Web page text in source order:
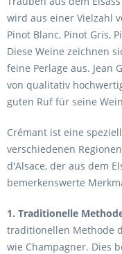
wird aus einer Vielzahl
Pinot Blanc, Pinot Gris,
Diese Weine zeichnen
feine Perlage aus. Jean
von qualitativ
guten Ruf für seine
Crémant ist eine
verschiedenen
d'Alsace, der aus dem
bemerkenswerte
1. Traditionelle
traditionellen Methode
wie Champagner. Dies